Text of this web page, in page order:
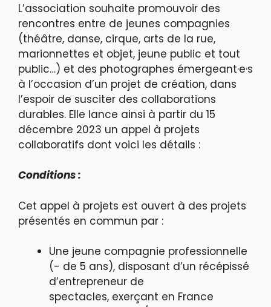
L’association souhaite promouvoir des
rencontres entre de jeunes compagnies
(théâtre, danse, cirque, arts de la rue,
marionnettes et objet, jeune public et tout
public…) et des photographes émergeant·e·s
à l’occasion d’un projet de création, dans
l’espoir de susciter des collaborations
durables. Elle lance ainsi à partir du 15
décembre 2023 un appel à projets
collaboratifs dont voici les détails :
Conditions :
Cet appel à projets est ouvert à des projets
présentés en commun par :
Une jeune compagnie professionnelle
(- de 5 ans), disposant d’un récépissé
d’entrepreneur de
spectacles, exerçant en France